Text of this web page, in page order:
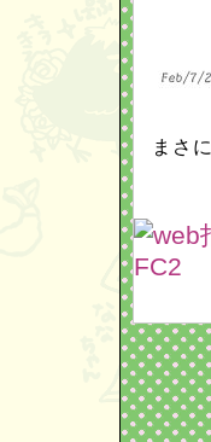
まさに